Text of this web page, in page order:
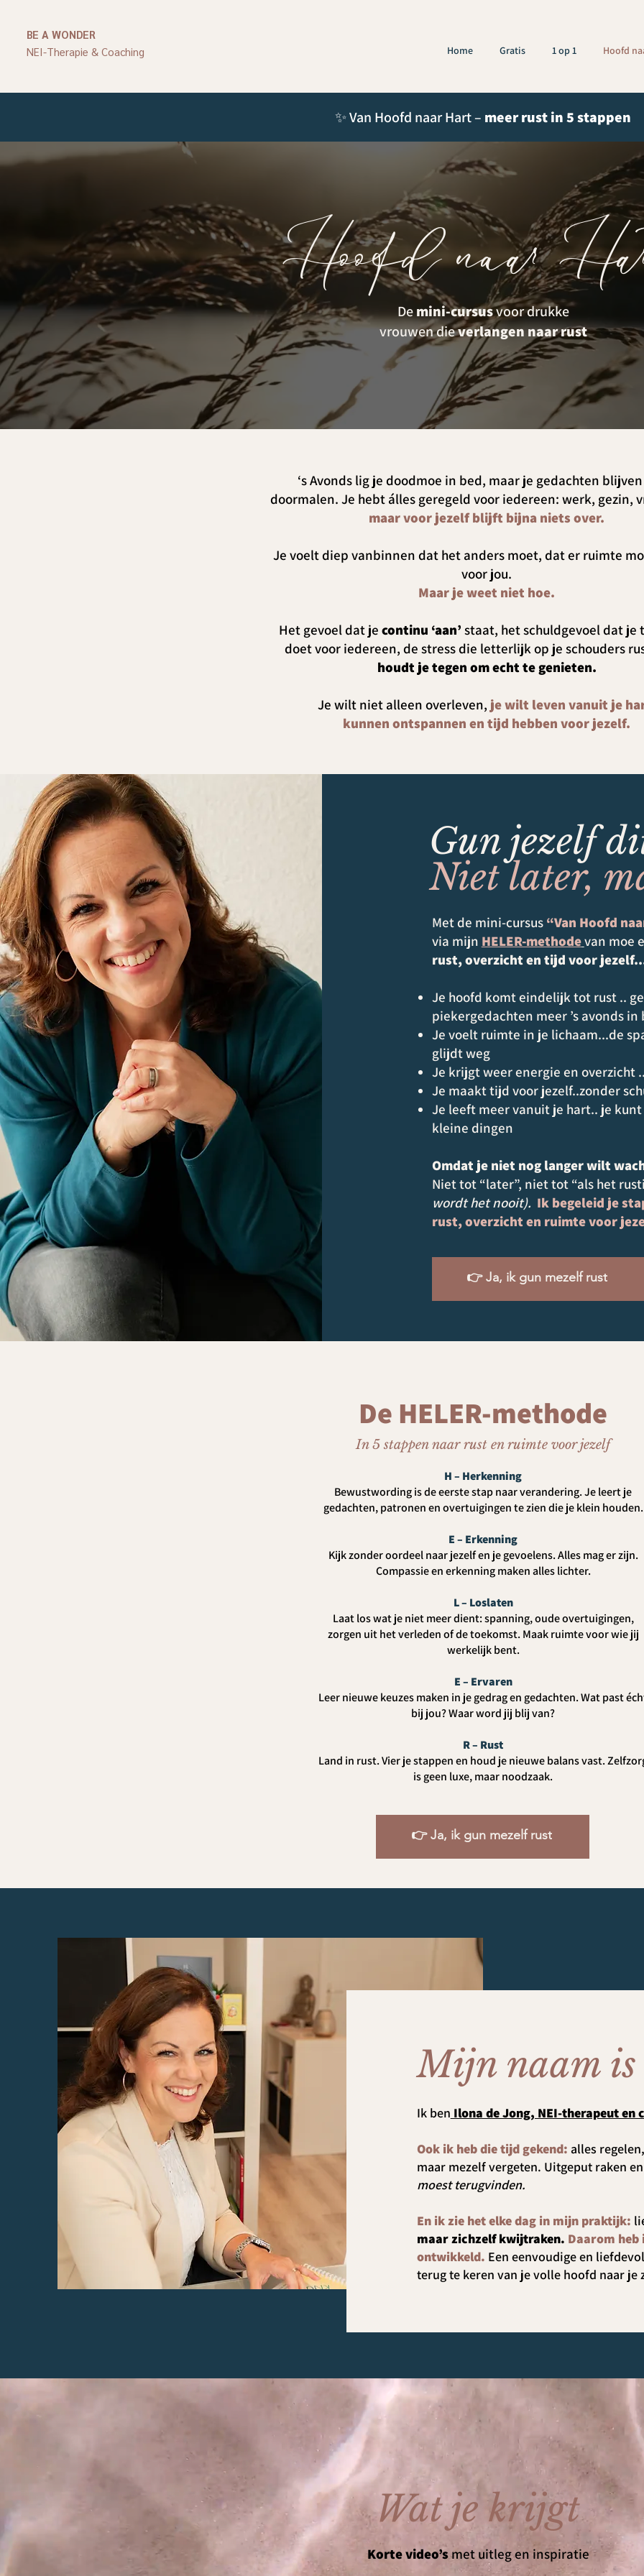
NEI-Therapie & Coaching
BE A WONDER
Home Gratis 1 op 1 Hoofd
✨ Van Hoofd naar Hart – meer rust in 5 stappen
Hoofd naar
Demini-cursusvoor drukke
vrouwen dieverlangen naar rust
‘s Avonds lig je doodmoe in bed, maar je gedachten
doormalen. Je hebt álles geregeld voor iedereen: werk,
maar voor jezelf blijft bijna niets over.
Je voelt diep vanbinnen dat het anders moet, dat er ruimte
voor jou.
Maar je weet niet hoe.
Het gevoel dat je continu ‘aan’ staat, het schuldgevoel dat je
doet voor iedereen, de stress die letterlijk op je schouders
houdt je tegen om echt te genieten.
Je wilt niet alleen overleven, je wilt leven vanuit je
kunnen ontspannen en tijd hebben voor jezelf.
Gun jezelf
Niet later,
Met de mini-cursus “Van Hoofd
via mijn HELER-methodevan moe
rust, overzicht en tijd voor
Je hoofd komt eindelijk tot rust ..
piekergedachten meer ’s avonds in
Je voelt ruimte in je lichaam...de
glijdt weg
Je krijgt weer energie en overzicht
Je maakt tijd voor jezelf..zonder
Je leeft meer vanuit je hart.. je
kleine dingen
Omdat je niet nog langer wilt
Niet tot “later”, niet tot “als het
wordt het nooit). Ik begeleid je
rust, overzicht en ruimte voor
👉 Ja, ik gun mezelf rust
De HELER-methode
In 5 stappen naar rust en ruimte voor jezelf
H – Herkenning
Bewustwording is de eerste stap naar verandering. Je leert je
gedachten, patronen en overtuigingen te zien die je klein houden.
E – Erkenning
Kijk zonder oordeel naar jezelf en je gevoelens. Alles mag er zijn.
Compassie en erkenning maken alles lichter.
L – Loslaten
Laat los wat je niet meer dient: spanning, oude overtuigingen,
zorgen uit het verleden of de toekomst. Maak ruimte voor wie jij
werkelijk bent.
E – Ervaren
Leer nieuwe keuzes maken in je gedrag en gedachten. Wat past
bij jou? Waar word jij blij van?
R – Rust
Land in rust. Vier je stappen en houd je nieuwe balans vast.
is geen luxe, maar noodzaak.
👉 Ja, ik gun mezelf rust
Mijn naam
Ik ben Ilona de Jong, NEI-therapeut en
Ook ik heb die tijd gekend: alles
maar mezelf vergeten. Uitgeput raken
moest terugvinden.
En ik zie het elke dag in mijn praktijk:
maar zichzelf kwijtraken. Daarom heb
ontwikkeld. Een eenvoudige en
terug te keren van je volle hoofd naar je
Wat je krijgt
Korte video’smet uitleg en inspiratie